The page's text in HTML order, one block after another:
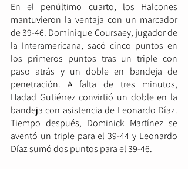
En el penúltimo cuarto, los Halcones
mantuvieron la ventaja con un marcador
de 39-46. Dominique Coursaey, jugador de
la Interamericana, sacó cinco puntos en
los primeros puntos tras un triple con
paso atrás y un doble en bandeja de
penetración. A falta de tres minutos,
Hadad Gutiérrez convirtió un doble en la
bandeja con asistencia de Leonardo Díaz.
Tiempo después, Dominick Martínez se
aventó un triple para el 39-44 y Leonardo
Díaz sumó dos puntos para el 39-46.